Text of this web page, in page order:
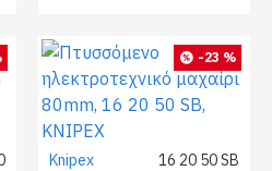
-23 %
Knipex 16 20 50 SB